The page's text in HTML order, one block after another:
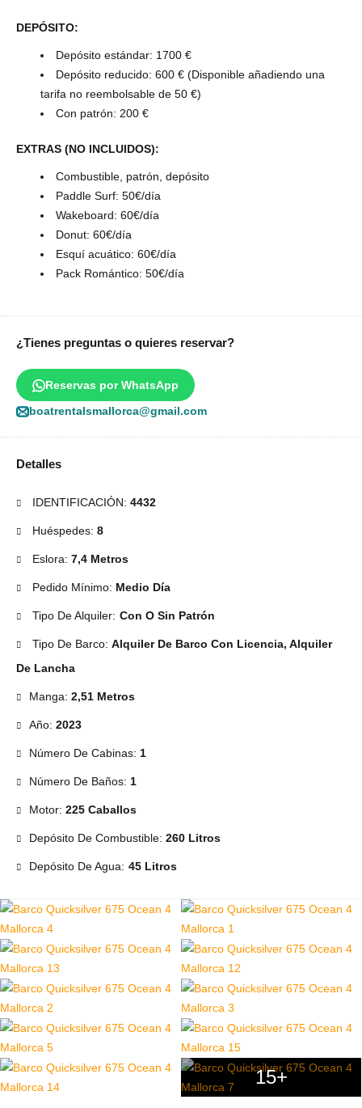
DEPÓSITO:
Depósito estándar: 1700 €
Depósito reducido: 600 € (Disponible añadiendo una
tarifa no reembolsable de 50 €)
Con patrón: 200 €
EXTRAS (NO INCLUIDOS):
Combustible, patrón, depósito
Paddle Surf: 50€/día
Wakeboard: 60€/día
Donut: 60€/día
Esquí acuático: 60€/día
Pack Romántico: 50€/día
¿Tienes preguntas o quieres reservar?
Reservas por WhatsApp
boatrentalsmallorca@gmail.com
Detalles
IDENTIFICACIÓN: 4432
Huéspedes: 8
Eslora: 7,4 Metros
Pedido Mínimo: Medio Día
Tipo De Alquiler: Con O Sin Patrón
Tipo De Barco: Alquiler De Barco Con Licencia, Alquiler
De Lancha
Manga: 2,51 Metros
Año: 2023
Número De Cabinas: 1
Número De Baños: 1
Motor: 225 Caballos
Depósito De Combustible: 260 Litros
Depósito De Agua: 45 Litros
15+